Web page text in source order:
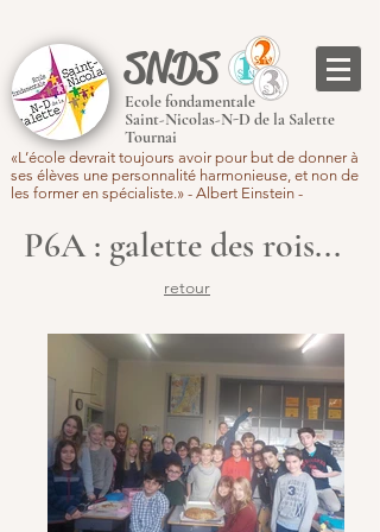
SNDS
Ecole fondamentale
Saint-Nicolas-N-D de la Salette
Tournai
«L’école devrait toujours avoir pour but de donner à
ses élèves une personnalité harmonieuse, et non de
les former en spécialiste.» - Albert Einstein -
P6A : galette des rois...
retour